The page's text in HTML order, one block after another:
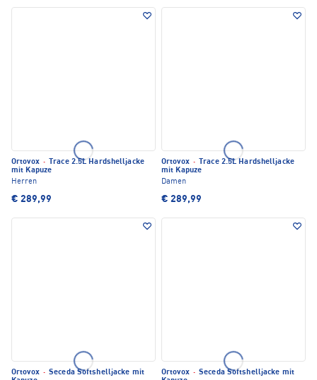
Ortovox ·
Trace 2.5L Hardshelljacke
mit Kapuze
Herren
€ 289,99
Ortovox ·
Trace 2.5L Hardshelljacke
mit Kapuze
Damen
€ 289,99
Ortovox · Seceda Softshelljacke mit
Ortovox · Seceda Softshelljacke mit